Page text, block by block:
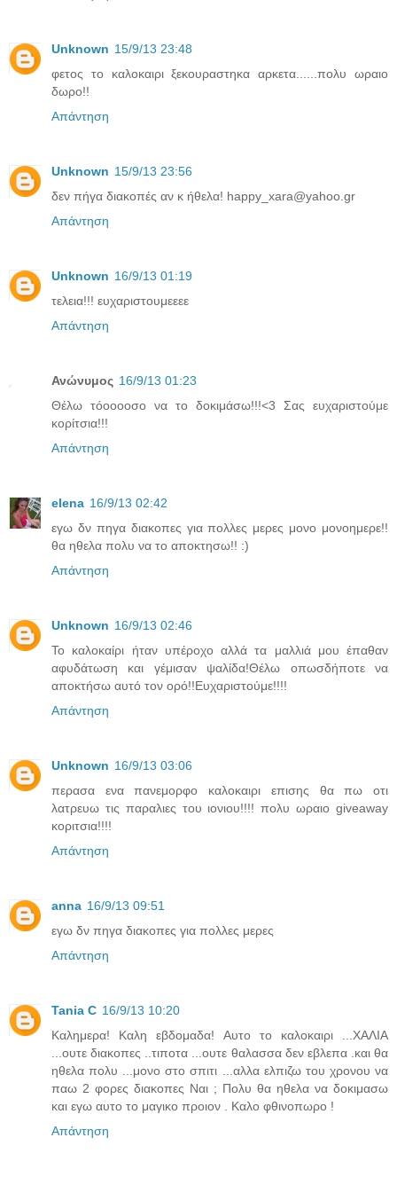
Unknown 15/9/13 23:48
φετος το καλοκαιρι ξεκουραστηκα αρκετα......πολυ ωραιο
δωρο!!
Απάντηση
Unknown 15/9/13 23:56
δεν πήγα διακοπές αν κ ήθελα! happy_xara@yahoo.gr
Απάντηση
Unknown 16/9/13 01:19
τελεια!!! ευχαριστουμεεεε
Απάντηση
Ανώνυμος 16/9/13 01:23
Θέλω τόοοοοσο να το δοκιμάσω!!!<3 Σας ευχαριστούμε
κορίτσια!!!
Απάντηση
elena 16/9/13 02:42
εγω δν πηγα διακοπες για πολλες μερες μονο μονοημερε!!
θα ηθελα πολυ να το αποκτησω!! :)
Απάντηση
Unknown 16/9/13 02:46
Το καλοκαίρι ήταν υπέροχο αλλά τα μαλλιά μου έπαθαν
αφυδάτωση και γέμισαν ψαλίδα!Θέλω οπωσδήποτε να
αποκτήσω αυτό τον ορό!!Ευχαριστούμε!!!!
Απάντηση
Unknown 16/9/13 03:06
περασα ενα πανεμορφο καλοκαιρι επισης θα πω οτι
λατρευω τις παραλιες του ιονιου!!!! πολυ ωραιο giveaway
κοριτσια!!!!
Απάντηση
anna 16/9/13 09:51
εγω δν πηγα διακοπες για πολλες μερες
Απάντηση
Tania C 16/9/13 10:20
Καλημερα! Καλη εβδομαδα! Αυτο το καλοκαιρι ...ΧΑΛΙΑ
...ουτε διακοπες ..τιποτα ...ουτε θαλασσα δεν εβλεπα .και θα
ηθελα πολυ ...μονο στο σπιτι ...αλλα ελπιζω του χρονου να
παω 2 φορες διακοπες Ναι ; Πολυ θα ηθελα να δοκιμασω
και εγω αυτο το μαγικο προιον . Καλο φθινοπωρο !
Απάντηση